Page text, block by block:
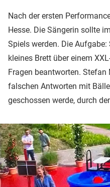
Nach der ersten
Hesse. Die Sängerin sollte
Spiels werden. Die
kleines Brett über einem
Fragen beantworten. Stefan
falschen Antworten mit
geschossen werde, durch